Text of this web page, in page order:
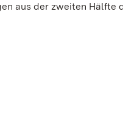
aus der zweiten Hälfte